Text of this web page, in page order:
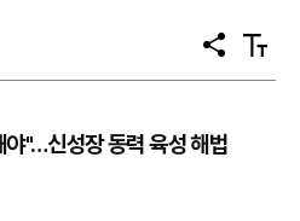
공
유
텍
스
"…신성장 동력 육성 해법